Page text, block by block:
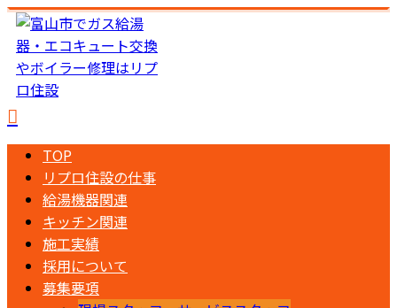
TOP
リプロ住設の仕事
給湯機器関連
キッチン関連
施工実績
採用について
募集要項